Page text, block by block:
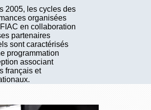
2005, les cycles des
organisées
en collaboration
partenaires
sont caractérisés
programmation
associant
français et